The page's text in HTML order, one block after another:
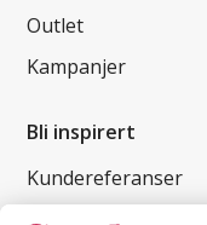
Outlet
Kampanjer
Bli inspirert
Kundereferanser
Magasin